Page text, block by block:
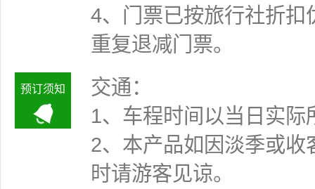
4、门票已按旅行社折
重复退减门票。
预订须知
交通：
1、车程时间以当日实际
2、本产品如因淡季或
时请游客见谅。